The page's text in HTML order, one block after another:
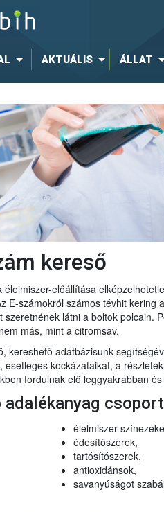
AKTUÁLIS ÁLLAT
kereső
élelmiszer-előállítása
E-számokról számos tévhit
szeretnének látni a boltok polcain.
más, mint a citromsav.
kereshető adatbázisunk
esetleges kockázataikat, a
fordulnak elő leggyakrabban
adalékanyag
élelmiszer-
édesítőszerek,
tartósítószerek,
antioxidánsok,
savanyúságot